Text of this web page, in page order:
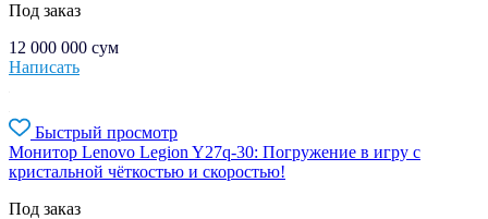
Под заказ
12 000 000 сум
Написать
Быстрый просмотр
Монитор Lenovo Legion Y27q-30: Погружение в игру с
кристальной чёткостью и скоростью!
Под заказ